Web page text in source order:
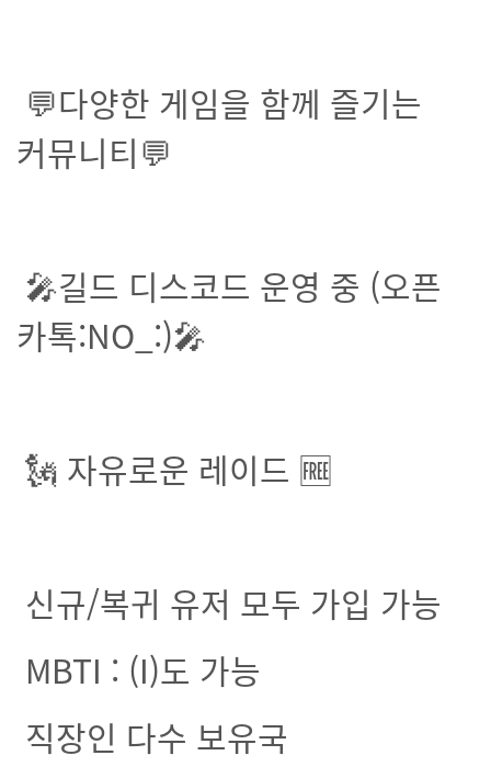
💬다양한 게임을 함께 즐기는
커뮤니티💬
🎤길드 디스코드 운영 중 (오픈
카톡:NO_:)🎤
🗽 자유로운 레이드 🆓
신규/복귀 유저 모두 가입 가능
MBTI : (I)도 가능
직장인 다수 보유국